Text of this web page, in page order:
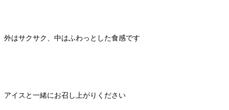
外はサクサク、中はふわっとした食感です
アイスと一緒にお召し上がりください